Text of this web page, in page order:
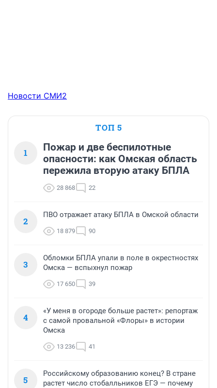
Новости СМИ2
ТОП 5
1
Пожар и две беспилотные
опасности: как Омская область
пережила вторую атаку БПЛА
28 868 22
2
ПВО отражает атаку БПЛА в Омской области
18 879 90
3
Обломки БПЛА упали в поле в окрестностях
Омска — вспыхнул пожар
17 650 39
4
«У меня в огороде больше растет»: репортаж
с самой провальной «Флоры» в истории
Омска
13 236 41
5
Российскому образованию конец? В стране
растет число стобалльников ЕГЭ — почему